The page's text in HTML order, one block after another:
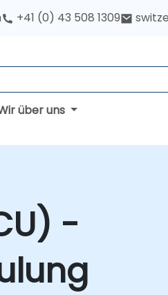
+41 (0) 43 508 1309
über uns
-